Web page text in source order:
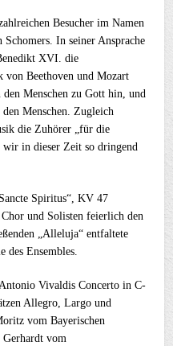
Besucher im Namen
In seiner Ansprache
XVI. die
von Beethoven und Mozart
den Menschen zu Gott hin, und
Menschen. Zugleich
die Zuhörer „für die
in dieser Zeit so dringend
Spiritus“, KV 47
und Solisten feierlich den
„Alleluja“ entfaltete
des Ensembles.
Vivaldis Concerto in C-
Allegro, Largo und
vom Bayerischen
Gerhardt vom